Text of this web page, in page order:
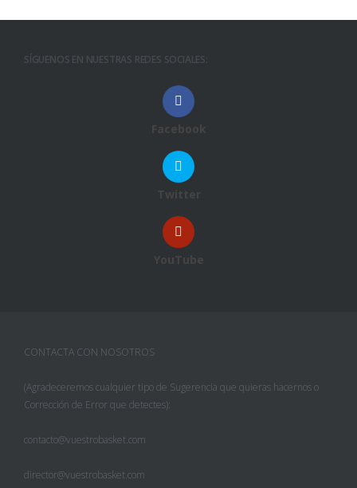
SÍGUENOS EN NUESTRAS REDES SOCIALES:
Facebook
Twitter
YouTube
CONTACTA CON NOSOTROS
(Agradeceremos cualquier tipo de Sugerencia que quieras hacernos o
Corrección de Error que detectes):
contacto@vuestrobasket.com
director@vuestrobasket.com